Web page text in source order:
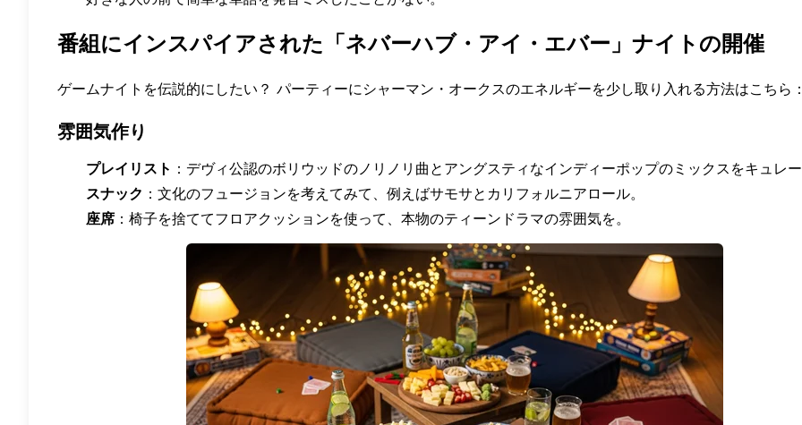
番組にインスパイアされた「ネバーハブ・アイ・エバー」ナイトの開催
ゲームナイトを伝説的にしたい？ パーティーにシャーマン・オークスのエネルギーを少し取り入れる方法はこちら
雰囲気作り
プレイリスト ：デヴィ公認のボリウッドのノリノリ曲とアングスティなインディーポップのミックスをキュレ
スナック ：文化のフュージョンを考えてみて、例えばサモサとカリフォルニアロール。
座席 ：椅子を捨ててフロアクッションを使って、本物のティーンドラマの雰囲気を。